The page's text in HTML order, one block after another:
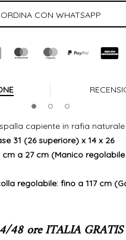
capiente in rafia naturale
31 (26 superiore) x 14 x 26
cm a 27 cm (Manico
regolabile: fino a 117 cm
48 ore ITALIA GRATIS